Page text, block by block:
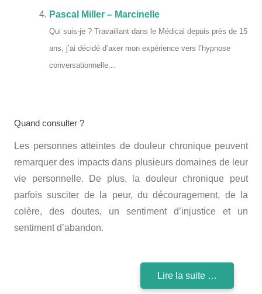
Pascal Miller – Marcinelle
Qui suis-je ? Travaillant dans le Médical depuis près de 15
ans, j’ai décidé d’axer mon expérience vers l’hypnose
conversationnelle...
Quand consulter ?
Les personnes atteintes de douleur chronique peuvent
remarquer des impacts dans plusieurs domaines de leur
vie personnelle. De plus, la douleur chronique peut
parfois susciter de la peur, du découragement, de la
colère, des doutes, un sentiment d’injustice et un
sentiment d’abandon.
Lire la suite …